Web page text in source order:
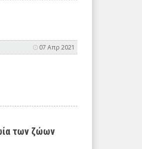
07 Απρ 2021
των ζώων